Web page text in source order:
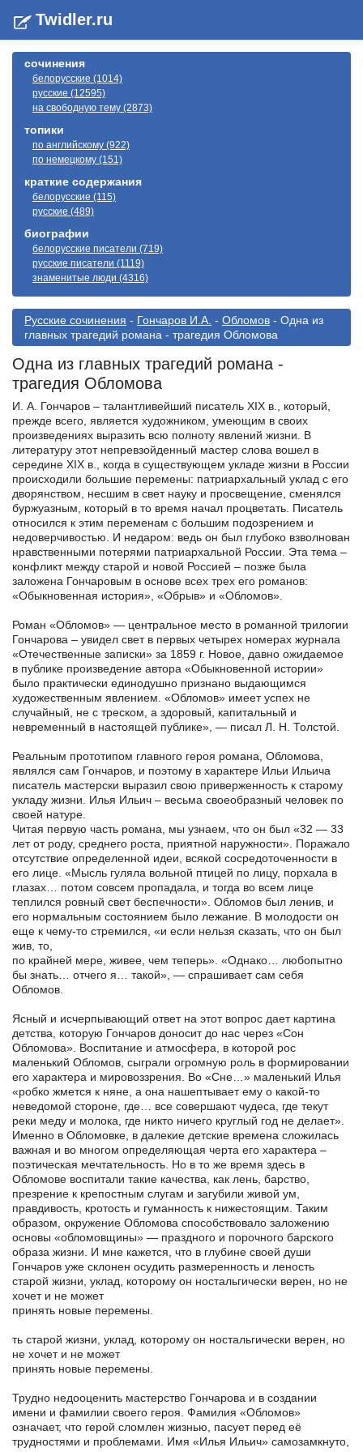
Twidler.ru
сочинения
белорусские (1014)
русские (12595)
на свободную тему (2873)
топики
по английскому (922)
по немецкому (151)
краткие содержания
белорусские (115)
русские (489)
биографии
белорусские писатели (719)
русские писатели (1119)
знаменитые люди (4316)
Русские сочинения - Гончаров И.А. - Обломов - Одна из
главных трагедий романа - трагедия Обломова
Одна из главных трагедий романа -
трагедия Обломова
И. А. Гончаров – талантливейший писатель XIX в., который,
прежде всего, является художником, умеющим в своих
произведениях выразить всю полноту явлений жизни. В
литературу этот непревзойденный мастер слова вошел в
середине XIX в., когда в существующем укладе жизни в России
происходили большие перемены: патриархальный уклад с его
дворянством, несшим в свет науку и просвещение, сменялся
буржуазным, который в то время начал процветать. Писатель
относился к этим переменам с большим подозрением и
недоверчивостью. И недаром: ведь он был глубоко взволнован
нравственными потерями патриархальной России. Эта тема –
конфликт между старой и новой Россией – позже была
заложена Гончаровым в основе всех трех его романов:
«Обыкновенная история», «Обрыв» и «Обломов».
Роман «Обломов» — центральное место в романной трилогии
Гончарова – увидел свет в первых четырех номерах журнала
«Отечественные записки» за 1859 г. Новое, давно ожидаемое
в публике произведение автора «Обыкновенной истории»
было практически единодушно признано выдающимся
художественным явлением. «Обломов» имеет успех не
случайный, не с треском, а здоровый, капитальный и
невременный в настоящей публике», — писал Л. Н. Толстой.
Реальным прототипом главного героя романа, Обломова,
являлся сам Гончаров, и поэтому в характере Ильи Ильича
писатель мастерски выразил свою приверженность к старому
укладу жизни. Илья Ильич – весьма своеобразный человек по
своей натуре.
Читая первую часть романа, мы узнаем, что он был «32 — 33
лет от роду, среднего роста, приятной наружности». Поражало
отсутствие определенной идеи, всякой сосредоточенности в
его лице. «Мысль гуляла вольной птицей по лицу, порхала в
глазах… потом совсем пропадала, и тогда во всем лице
теплился ровный свет беспечности». Обломов был ленив, и
его нормальным состоянием было лежание. В молодости он
еще к чему-то стремился, «и если нельзя сказать, что он был
жив, то,
по крайней мере, живее, чем теперь». «Однако… любопытно
бы знать… отчего я… такой», — спрашивает сам себя
Обломов.
Ясный и исчерпывающий ответ на этот вопрос дает картина
детства, которую Гончаров доносит до нас через «Сон
Обломова». Воспитание и атмосфера, в которой рос
маленький Обломов, сыграли огромную роль в формировании
его характера и мировоззрения. Во «Сне…» маленький Илья
«робко жмется к няне, а она нашептывает ему о какой-то
неведомой стороне, где… все совершают чудеса, где текут
реки меду и молока, где никто ничего круглый год не делает».
Именно в Обломовке, в далекие детские времена сложилась
важная и во многом определяющая черта его характера –
поэтическая мечтательность. Но в то же время здесь в
Обломове воспитали такие качества, как лень, барство,
презрение к крепостным слугам и загубили живой ум,
правдивость, кротость и гуманность к нижестоящим. Таким
образом, окружение Обломова способствовало заложению
основы «обломовщины» — праздного и порочного барского
образа жизни. И мне кажется, что в глубине своей души
Гончаров уже склонен осудить размеренность и леность
старой жизни, уклад, которому он ностальгически верен, но не
хочет и не может
принять новые перемены.
ть старой жизни, уклад, которому он ностальгически верен, но
не хочет и не может
принять новые перемены.
Трудно недооценить мастерство Гончарова и в создании
имени и фамилии своего героя. Фамилия «Обломов»
означает, что герой сломлен жизнью, пасует перед её
трудностями и проблемами. Имя «Илья Ильич» самозамкнуто,